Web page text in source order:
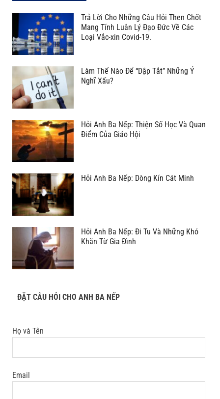
Trả Lời Cho Những Câu Hỏi Then Chốt
Mang Tính Luân Lý Đạo Đức Về Các
Loại Vắc-xin Covid-19.
Làm Thế Nào Để “Dập Tắt” Những Ý
Nghĩ Xấu?
Hỏi Anh Ba Nếp: Thiện Số Học Và Quan
Điểm Của Giáo Hội
Hỏi Anh Ba Nếp: Dòng Kín Cát Minh
Hỏi Anh Ba Nếp: Đi Tu Và Những Khó
Khăn Từ Gia Đình
ĐẶT CÂU HỎI CHO ANH BA NẾP
Họ và Tên
Email